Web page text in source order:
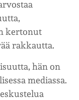
kertonut
rakkautta.
hän on
mediassa.